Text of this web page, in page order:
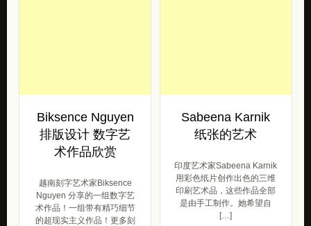
Biksence Nguyen
排版设计 数字艺
术作品欣赏
越南刻字艺术家Biksence
Nguyen 分享的一组数字艺
术作品！一组带有精巧细节
的超现实主义作品！更多刻
Sabeena Karnik
纸张的艺术
印度艺术家Sabeena Karnik
用彩色纸片创作出色的三维
印刷艺术品，这些作品全部
是由手工制作。她希望自
[…]